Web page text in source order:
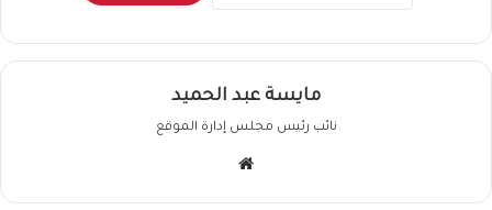
مايسة عبد الحميد
نائب رئيس مجلس إدارة الموقع